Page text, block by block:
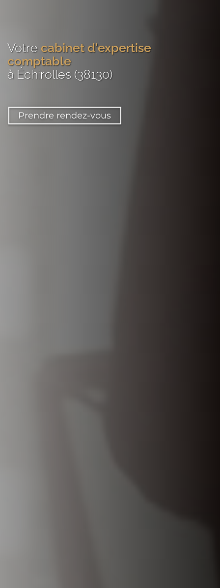
Votre cabinet d'expertise
comptable
à Échirolles (38130)
Prendre rendez-vous